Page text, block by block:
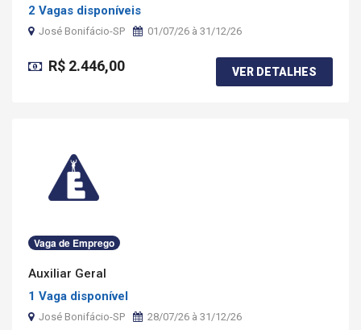
2 Vagas disponíveis
José Bonifácio-SP 01/07/26 à 31/12/26
R$ 2.446,00 VER DETALHES
Vaga de Emprego
Auxiliar Geral
1 Vaga disponível
José Bonifácio-SP 28/07/26 à 31/12/26